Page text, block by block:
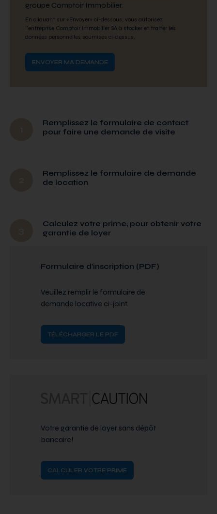
groupe Comptoir Immobilier.
En cliquant sur «Envoyer» ci-dessous, vous autorisez
l'entreprise Comptoir Immobilier SA à stocker et traiter les
données personnelles soumises ci-dessus.
Remplissez le formulaire de contact
pour faire une demande de visite
Remplissez le formulaire de demande
de location
Calculez votre prime, pour obtenir votre
garantie de loyer
Formulaire d’inscription (PDF)
Veuillez remplir le formulaire de
demande locative ci-joint.
TÉLÉCHARGER LE PDF
Votre garantie de loyer sans dépôt
bancaire!
CALCULER VOTRE PRIME